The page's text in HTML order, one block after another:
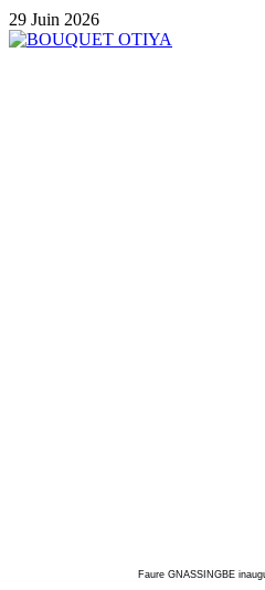
29 Juin 2026
Faure GNASSINGBE inaugurant une